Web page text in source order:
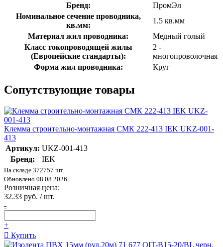
Бренд:
ПромЭл
Номинальное сечение проводника,
кв.мм:
1.5 кв.мм
Материал жил проводника:
Медный голый
Класс токопроводящей жилы
(Европейские стандарты):
2 -
многопроволочная
Форма жил проводника:
Круг
Сопутствующие товары
Клемма строительно-монтажная СМК 222-413 IEK UKZ-001-
413
Артикул: UKZ-001-413
Бренд:
IEK
На складе 372757 шт.
Обновлено 08.08.2026
Розничная цена:
32.33 руб. / шт.
-
+
Купить